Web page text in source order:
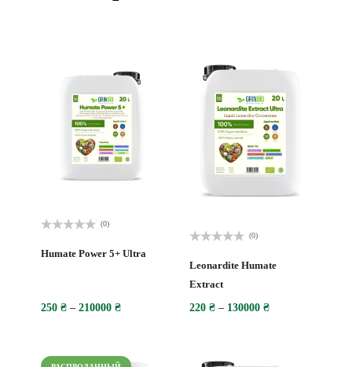
0
(0)
Humate Power 5+ Ultra
250 ₴ – 210000 ₴
0
5
(0)
Leonardite Humate
Extract
220 ₴ – 130000 ₴